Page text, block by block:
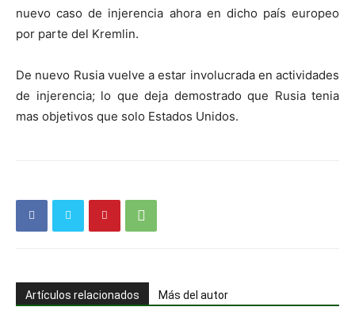
nuevo caso de injerencia ahora en dicho país europeo
por parte del Kremlin.
De nuevo Rusia vuelve a estar involucrada en actividades
de injerencia; lo que deja demostrado que Rusia tenia
mas objetivos que solo Estados Unidos.
Artículos relacionados Más del autor